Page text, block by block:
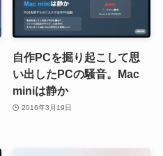
自作PCを掘り起こして思
い出したPCの騒音。Mac
miniは静か
2016年3月19日